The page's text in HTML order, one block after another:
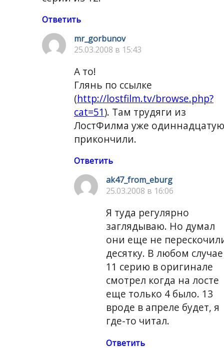
Ответить
mr_gorbunov
25.03.2008 в 15:43
А то!
Глянь по ссылке
(http://lostfilm.tv/browse.php?
cat=51). Там трудяги из
ЛостФилма уже одиннадцатую
прикончили.
Ответить
ak47_from_eburg
25.03.2008 в 16:06
Я туда регулярно
заглядываю. Но думал
они еще не
десятку. В любом
11 серию в оригинале
смотрел когда на лосте
еще только 4 было. 13
вроде в апреле будет, я
где-то читал.
Ответить